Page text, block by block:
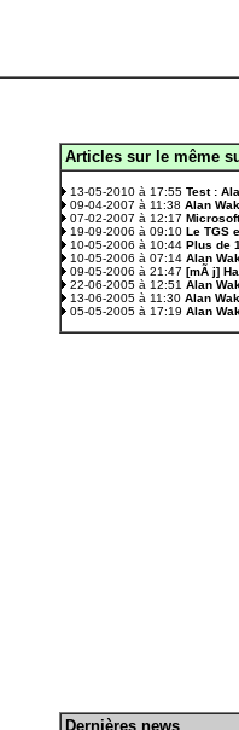
Articles sur le même
13-05-2010 à 17:55 Test :
09-04-2007 à 11:38 Alan
07-02-2007 à 12:17
19-09-2006 à 09:10 Le TGS
10-05-2006 à 10:44 Plus de
10-05-2006 à 07:14 Alan
09-05-2006 à 21:47 [mÃ j]
22-06-2005 à 12:51 Alan
13-06-2005 à 11:30 Alan
05-05-2005 à 17:19 Alan
Dernières news